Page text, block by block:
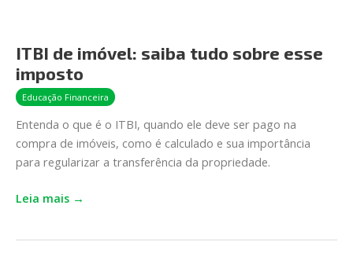
ITBI de imóvel: saiba tudo sobre esse
imposto
Educação Financeira
Entenda o que é o ITBI, quando ele deve ser pago na
compra de imóveis, como é calculado e sua importância
para regularizar a transferência da propriedade.
imóvel:
saiba
tudo
sobre
esse
imposto
Leia mais →